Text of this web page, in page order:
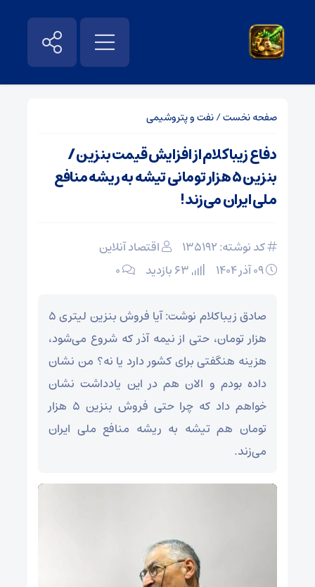
صفحه نخست/نفت و پتروشیمی
دفاع زیباکلام از افزایش قیمت بنزین /
بنزین ۵ هزار تومانی تیشه به ریشه منافع
ملی ایران می‌زند!
کد نوشته: 135192
اقتصاد آنلاین
۰
صادق زیباکلام نوشت: آیا فروش بنزین لیتری ۵
هزار تومان، حتی از نیمه آذر که شروع می‌شود،
هزینه هنگفتی برای کشور دارد یا نه؟ من نشان
داده بودم و الان هم در این یادداشت نشان
خواهم داد که چرا حتی فروش بنزین ۵ هزار
تومان هم تیشه به ریشه منافع ملی ایران
می‌زند.